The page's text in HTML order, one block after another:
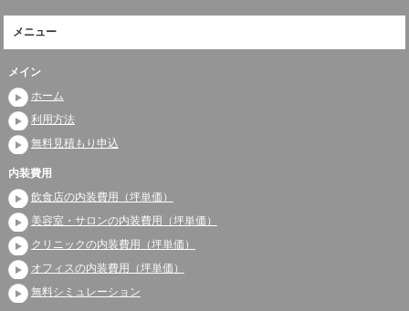
メニュー
メイン
ホーム
利用方法
無料見積もり申込
内装費用
飲食店の内装費用（坪単価）
美容室・サロンの内装費用（坪単価）
クリニックの内装費用（坪単価）
オフィスの内装費用（坪単価）
無料シミュレーション